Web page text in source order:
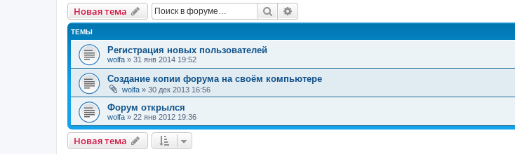
Новая тема Поиск
ТЕМЫ
Регистрация новых пользователей
wolfa » 31 янв 2014 19:52
Создание копии форума на своём компьютере
wolfa » 30 дек 2013 16:56
Форум открылся
wolfa » 22 янв 2012 19:36
Новая тема